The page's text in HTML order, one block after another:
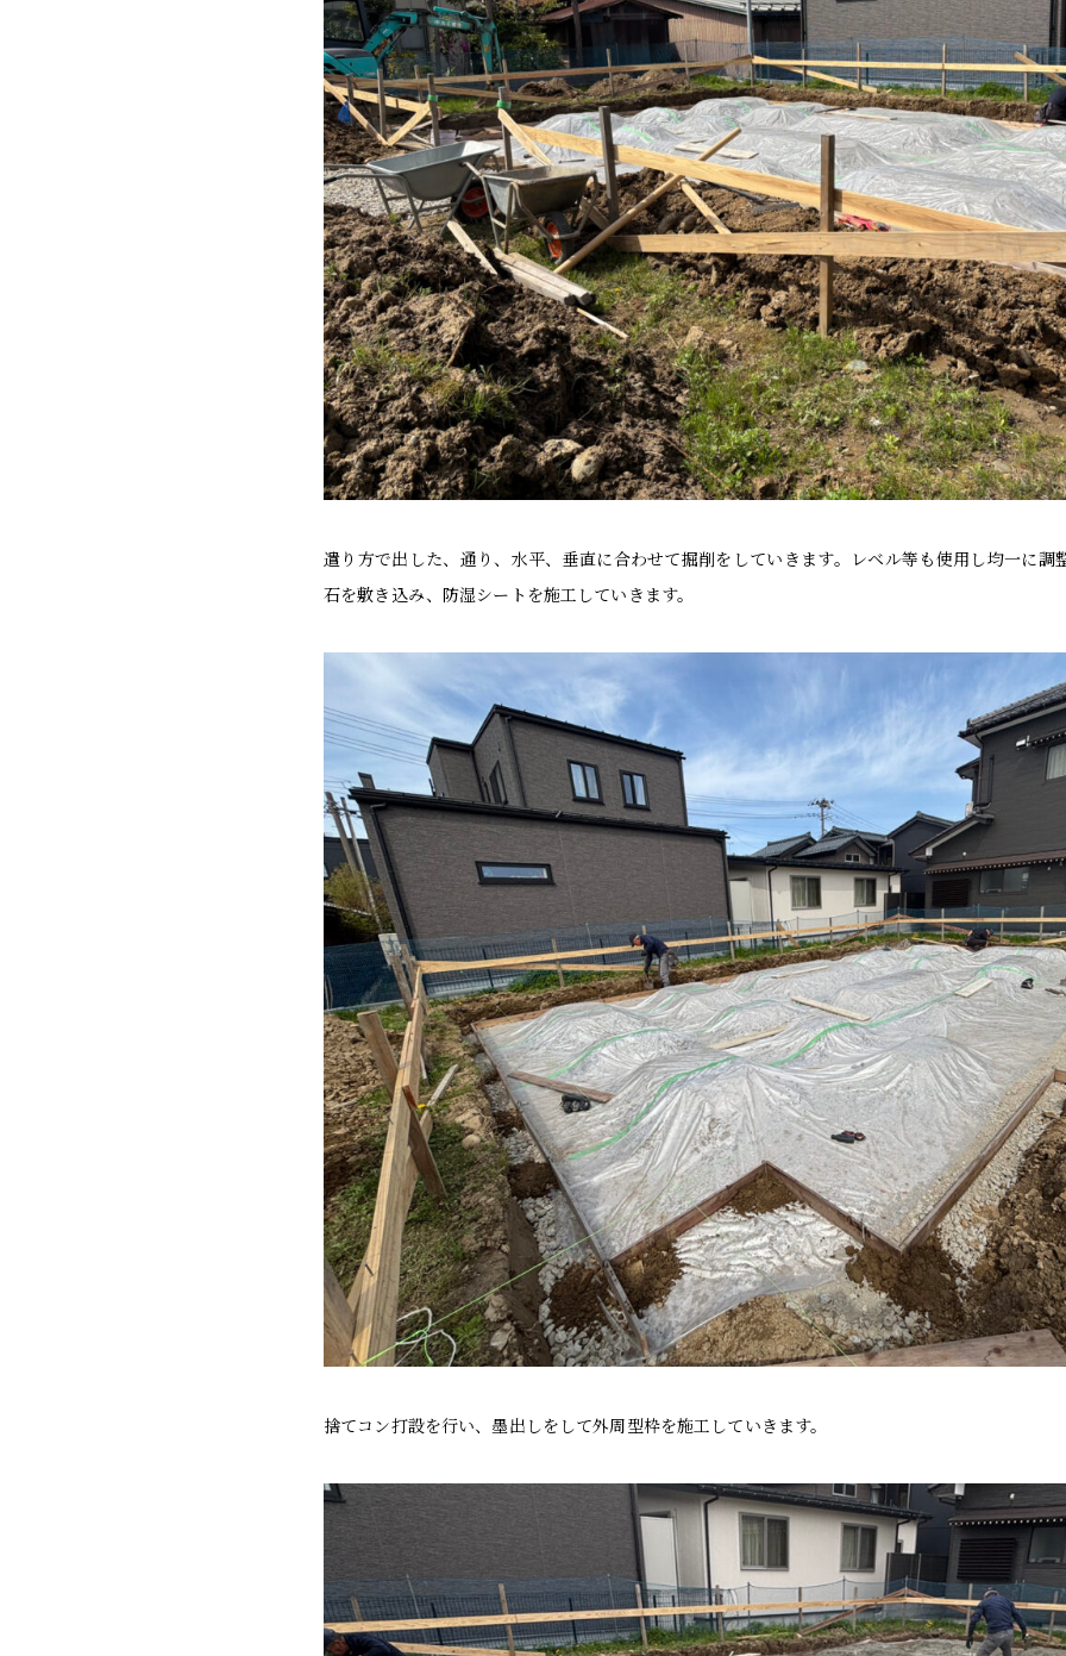
遣り方で出した、通り、水平、垂直に合わせて掘削をしていきます。レベル等も使用し均一に調
石を敷き込み、防湿シートを施工していきます。
捨てコン打設を行い、墨出しをして外周型枠を施工していきます。